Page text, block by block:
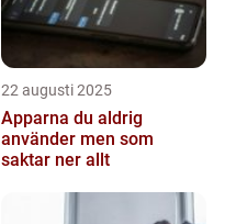
22 augusti 2025
Apparna du aldrig
använder men som
saktar ner allt